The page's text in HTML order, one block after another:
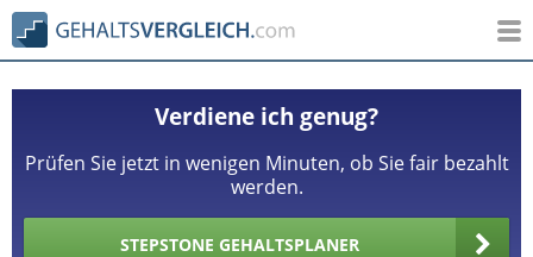
Verdiene ich genug?
Prüfen Sie jetzt in wenigen Minuten, ob Sie fair bezahlt
werden.
STEPSTONE GEHALTSPLANER